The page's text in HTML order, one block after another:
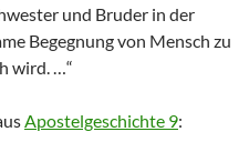
und Bruder in der
Begegnung von Mensch zu
wird. …“
Apostelgeschichte 9: